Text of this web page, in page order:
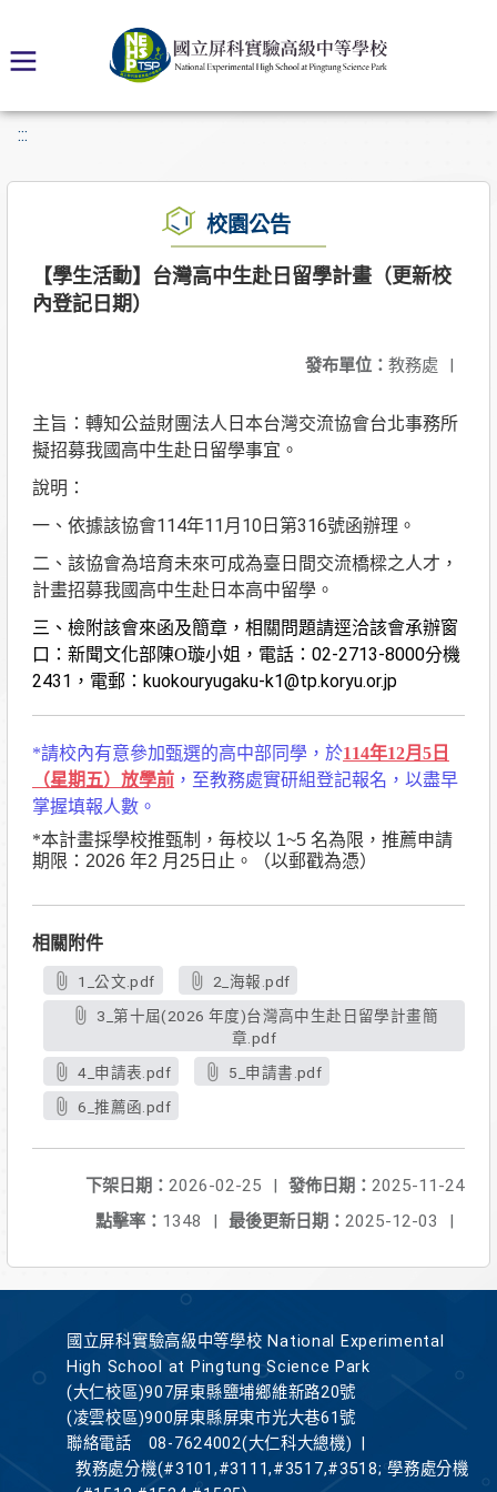
:::
校園公告
【學生活動】台灣高中生赴日留學計畫（更新校
內登記日期）
發布單位： 教務處 |
主旨：轉知公益財團法人日本台灣交流協會台北事務所
擬招募我國高中生赴日留學事宜。
說明：
一、依據該協會114年11 月 10 日第316號函辦理。
二、該協會為培育未來可成為臺日間交流橋樑之人才，
計畫招募我國高中生赴日本高中留學。
三、檢附該會來函及簡章，相關問題請逕洽該會承辦窗
口：新聞文化部陳O璇小姐，電話： 02-2713-8000分機
2431 ，電郵： kuokouryugaku-k1@tp.koryu.or.jp
*請校內有意參加甄選的高中部同學，於114年12月5日
（星期五）放學前 ，至教務處實研組登記報名，以盡早
掌握填報人數。
*本計畫採學校推甄制，毎校以 1~5 名為限，推薦申請
期限： 2026 年2 月 25 日止。（以郵戳為憑）
相關附件
1_公文.pdf
2_海報.pdf
章.pdf
4_申請表.pdf
5_申請書.pdf
6_推薦函.pdf
發佈日期： 2025-11-24
下架日期： 2026-02-25
|
最後更新日期： 2025-12-03 |
點擊率： 1348 |
國立屏科實驗高級中等學校 National Experimental
High School at Pingtung Science Park
(大仁校區)907屏東縣鹽埔鄉維新路20號
(凌雲校區)900屏東縣屏東市光大巷61號
聯絡電話
08-7624002(大仁科大總機)
教務處分機(#3101,#3111,#3517,#3518; 學務處分機